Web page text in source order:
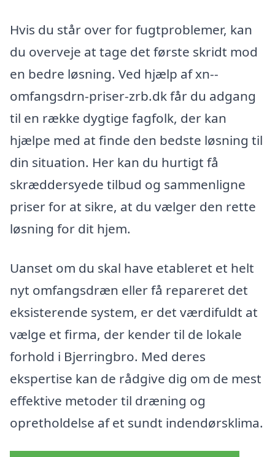
Hvis du står over for fugtproblemer, kan
du overveje at tage det første skridt mod
en bedre løsning. Ved hjælp af xn--
omfangsdrn-priser-zrb.dk får du adgang
til en række dygtige fagfolk, der kan
hjælpe med at finde den bedste løsning til
din situation. Her kan du hurtigt få
skræddersyede tilbud og sammenligne
priser for at sikre, at du vælger den rette
løsning for dit hjem.
Uanset om du skal have etableret et helt
nyt omfangsdræn eller få repareret det
eksisterende system, er det værdifuldt at
vælge et firma, der kender til de lokale
forhold i Bjerringbro. Med deres
ekspertise kan de rådgive dig om de mest
effektive metoder til dræning og
opretholdelse af et sundt indendørsklima.